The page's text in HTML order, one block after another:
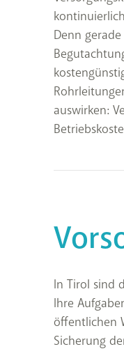
Denn
auswirken:
In Tirol sind
Ihre
öffentlichen
Sicherung